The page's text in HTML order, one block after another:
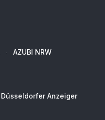
AZUBI NRW
Düsseldorfer Anzeiger